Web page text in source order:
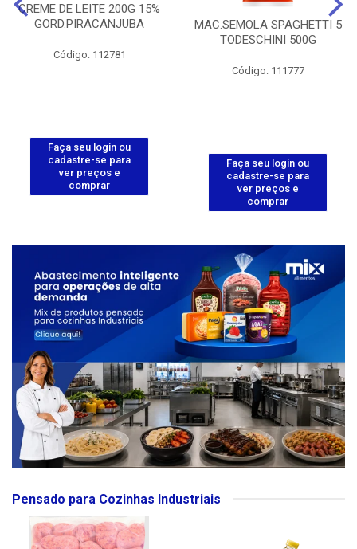
CREME DE LEITE 200G 15%
GORD.PIRACANJUBA
Código: 112781
Faça seu login ou
cadastre-se para
ver preços e
comprar
MAC.SEMOLA SPAGHETTI 5
TODESCHINI 500G
Código: 111777
Faça seu login ou
cadastre-se para
ver preços e
comprar
Pensado para Cozinhas Industriais